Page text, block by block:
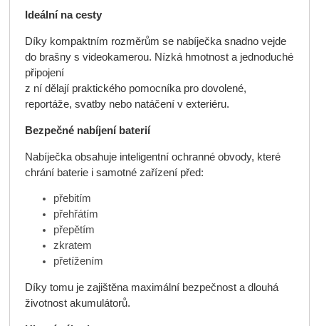
Ideální na cesty
Díky kompaktním rozměrům se nabíječka snadno vejde
do brašny s videokamerou. Nízká hmotnost a jednoduché
připojení
z ní dělají praktického pomocníka pro dovolené,
reportáže, svatby nebo natáčení v exteriéru.
Bezpečné nabíjení baterií
Nabíječka obsahuje inteligentní ochranné obvody, které
chrání baterie i samotné zařízení před:
přebitím
přehřátím
přepětím
zkratem
přetížením
Díky tomu je zajištěna maximální bezpečnost a dlouhá
životnost akumulátorů.